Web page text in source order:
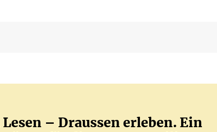
– Draussen erleben. Ein